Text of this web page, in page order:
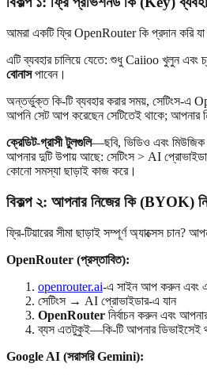
আমরা একটি ফ্রি OpenRouter কি প্রদান করি যা
এটি ব্যবহার চালিয়ে যেতে: শুধু Caiioo খুলুন
বোনাসপাবেন।
অন্তর্ভুক্ত কি-টি ব্যবহার করার সময়, সেটিংস-এ
আপনি সেট আপ করেছেন সেটিতেই থাকে; আপনার
ক্রেডিট-গ্রাসী টুলগুলি—ছবি, ভিডিও এবং
আপনার দুটি উপায় আছে: সেটিংস > AI
কোনো সমস্যা ছাড়াই কাজ করে।
বিকল্প ২: আপনার নিজের কি (BYOK)
ফ্রি-টিয়ারের সীমা ছাড়াই সম্পূর্ণ অ্যাক্সেস চান?
OpenRouter (প্রস্তাবিত):
openrouter.ai-এ সাইন আপ করুন এবং
সেটিংস → AI প্রোভাইডার-এ যান
OpenRouter নির্বাচন করুন এবং
ব্যস এতটুকুই—কি-টি আপনার ডিভাইসেই
Google AI (সরাসরি Gemini):